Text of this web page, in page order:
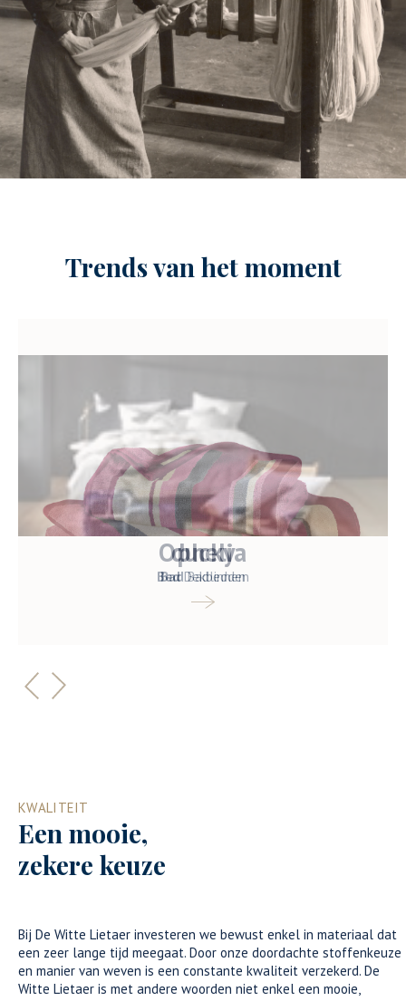
Trends van het moment
Vorigevolgende
Ophelia
BadBadlinnen
KWALITEIT
Een mooie,
zekere keuze
Bij De Witte Lietaer investeren we bewust enkel in materiaal dat
een zeer lange tijd meegaat. Door onze doordachte stoffenkeuze
en manier van weven is een constante kwaliteit verzekerd. De
Witte Lietaer is met andere woorden niet enkel een mooie,